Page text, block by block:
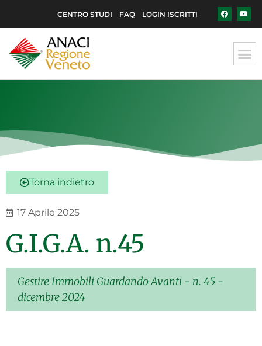
CENTRO STUDI FAQ LOGIN ISCRITTI
Torna indietro
17 Aprile 2025
G.I.G.A. n.45
Gestire Immobili Guardando Avanti - n. 45 -
dicembre 2024